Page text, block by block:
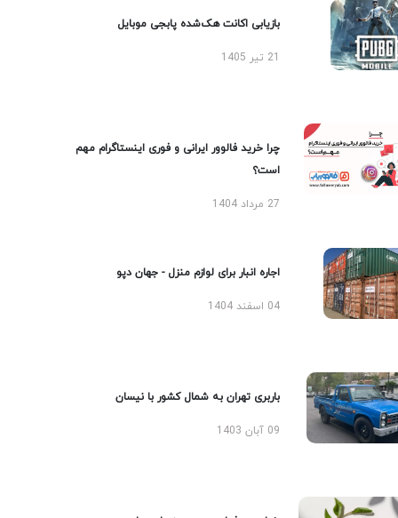
بازیابی اکانت هک‌شده پابجی موبایل
چرا خرید فالوور ایرانی و فوری اینستاگرام مهم
است؟
27 مرداد 1404
اجاره انبار برای لوازم منزل - جهان دپو
04 اسفند 1404
باربری تهران به شمال کشور با نیسان
09 آبان 1403